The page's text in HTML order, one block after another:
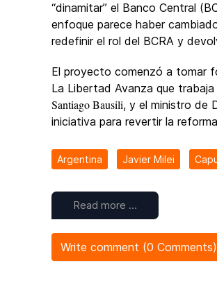
“dinamitar” el Banco Central
enfoque parece haber
redefinir el rol del BCRA y
El proyecto comenzó a tomar
La Libertad Avanza que
Santiago Bausili, y el ministro de
iniciativa para revertir la
Argentina Javier Milei
Read more …
Write comment (0 Comments)